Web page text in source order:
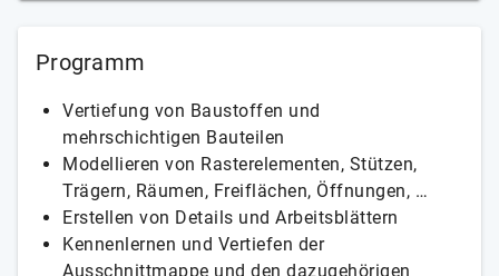
Programm
Vertiefung von Baustoffen und
mehrschichtigen Bauteilen
Modellieren von Rasterelementen, Stützen,
Trägern, Räumen, Freiflächen, Öffnungen, …
Erstellen von Details und Arbeitsblättern
Kennenlernen und Vertiefen der
Ausschnittmappe und den dazugehörigen